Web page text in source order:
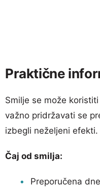
Praktične
Smilje se može
važno pridržavati se
izbegli neželjeni efekti.
Čaj od smilja:
Preporučena